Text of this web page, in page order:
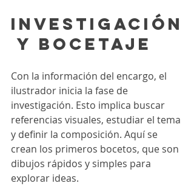
Investigación
y bocetaje
Con la información del encargo, el
ilustrador inicia la fase de
investigación. Esto implica buscar
referencias visuales, estudiar el tema
y definir la composición. Aquí se
crean los primeros bocetos, que son
dibujos rápidos y simples para
explorar ideas.